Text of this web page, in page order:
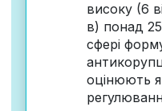
високу (6
в) понад 25
сфері
оцінюють